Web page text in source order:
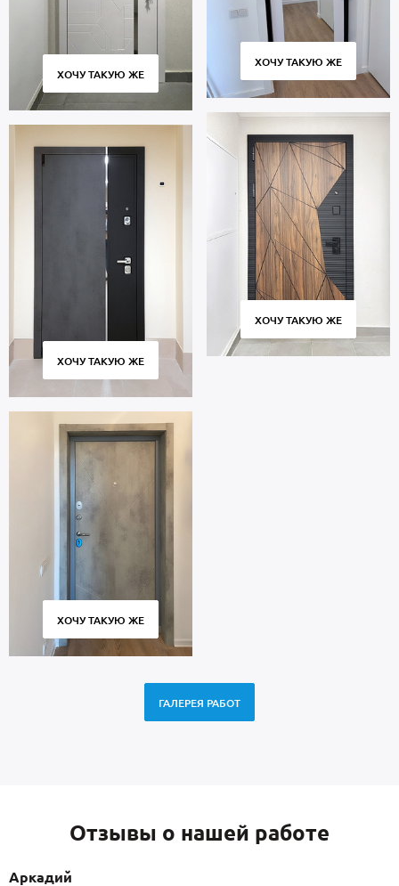
ХОЧУ ТАКУЮ ЖЕ
ХОЧУ ТАКУЮ ЖЕ
ХОЧУ ТАКУЮ ЖЕ
ХОЧУ ТАКУЮ ЖЕ
ХОЧУ ТАКУЮ ЖЕ
ГАЛЕРЕЯ РАБОТ
Отзывы о нашей работе
Аркадий